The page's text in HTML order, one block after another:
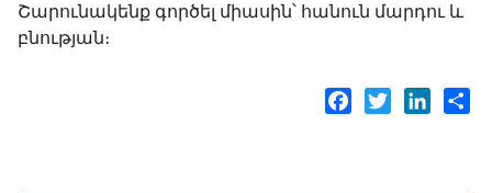
Շարունակենք գործել միասին՝ հանուն մարդու և
բնության։
Facebook
Twitter